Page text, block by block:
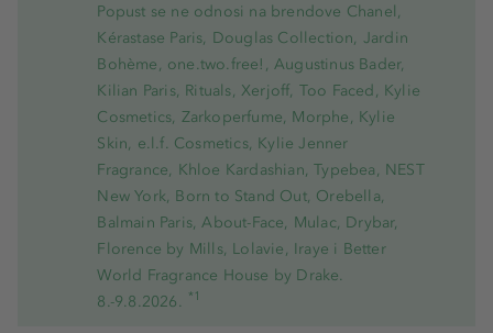
Popust se ne odnosi na brendove Chanel,
Kérastase Paris, Douglas Collection, Jardin
Bohème, one.two.free!, Augustinus Bader,
Kilian Paris, Rituals, Xerjoff, Too Faced, Kylie
Cosmetics, Zarkoperfume, Morphe, Kylie
Skin, e.l.f. Cosmetics, Kylie Jenner
Fragrance, Khloe Kardashian, Typebea, NEST
New York, Born to Stand Out, Orebella,
Balmain Paris, About-Face, Mulac, Drybar,
Florence by Mills, Lolavie, Iraye i Better
World Fragrance House by Drake.
8.-9.8.2026. *1